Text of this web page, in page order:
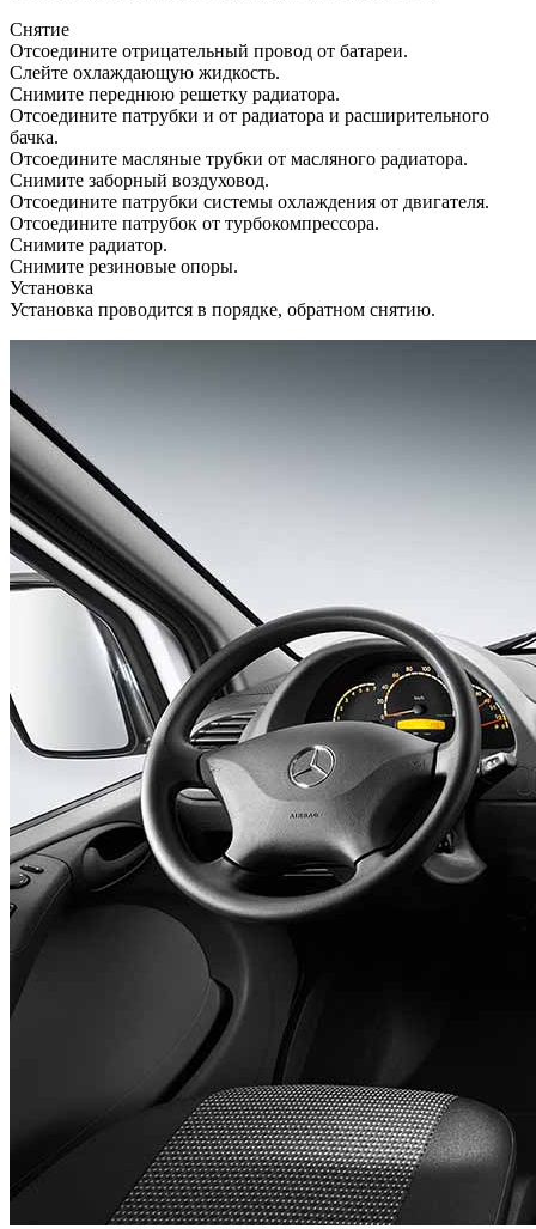
Снятие
Отсоедините отрицательный провод от батареи.
Слейте охлаждающую жидкость.
Снимите переднюю решетку радиатора.
Отсоедините патрубки и от радиатора и расширительного
бачка.
Отсоедините масляные трубки от масляного радиатора.
Снимите заборный воздуховод.
Отсоедините патрубки системы охлаждения от двигателя.
Отсоедините патрубок от турбокомпрессора.
Снимите радиатор.
Снимите резиновые опоры.
Установка
Установка проводится в порядке, обратном снятию.